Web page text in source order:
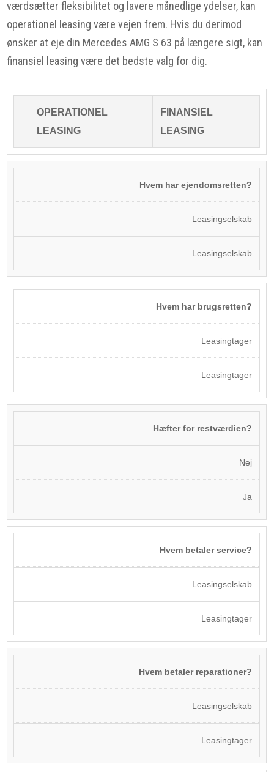
værdsætter fleksibilitet og lavere månedlige ydelser, kan
operationel leasing være vejen frem. Hvis du derimod
ønsker at eje din Mercedes AMG S 63 på længere sigt, kan
finansiel leasing være det bedste valg for dig.
OPERATIONEL
LEASING
FINANSIEL
LEASING
Hvem har ejendomsretten?
Leasingselskab
Leasingselskab
Hvem har brugsretten?
Leasingtager
Leasingtager
Hæfter for restværdien?
Nej
Ja
Hvem betaler service?
Leasingselskab
Leasingtager
Hvem betaler reparationer?
Leasingselskab
Leasingtager